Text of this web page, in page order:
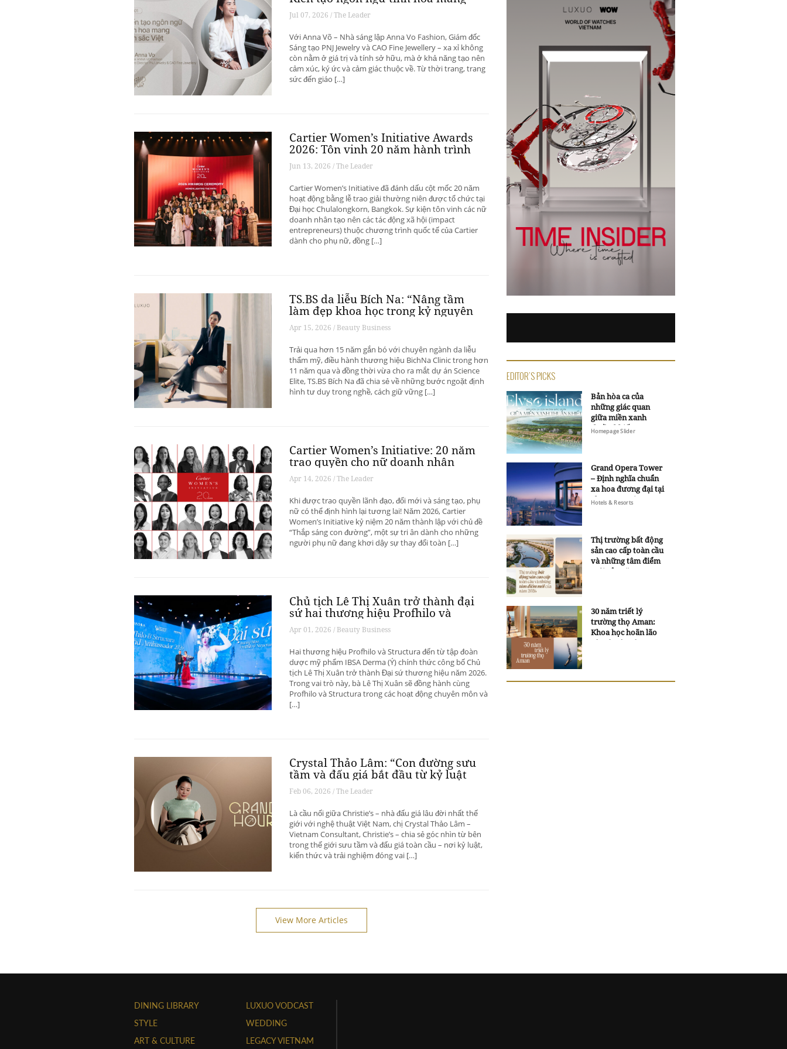
bản sắc Việt
Jul 07, 2026 / The Leader
Với Anna Võ – Nhà sáng lập Anna Vo Fashion, Giám đốc
Sáng tạo PNJ Jewelry và CAO Fine Jewellery – xa xỉ không
còn nằm ở giá trị và tính sở hữu, mà ở khả năng tạo nên
cảm xúc, ký ức và cảm giác thuộc về. Từ thời trang, trang
sức đến giáo […]
Cartier Women’s Initiative Awards
2026: Tôn vinh 20 năm hành trình
“Women Lighting the Path”
Jun 13, 2026 / The Leader
Cartier Women’s Initiative đã đánh dấu cột mốc 20 năm
hoạt động bằng lễ trao giải thường niên được tổ chức tại
Đại học Chulalongkorn, Bangkok. Sự kiện tôn vinh các nữ
doanh nhân tạo nên các tác động xã hội (impact
entrepreneurs) thuộc chương trình quốc tế của Cartier
dành cho phụ nữ, đồng […]
TS.BS da liễu Bích Na: “Nâng tầm
làm đẹp khoa học trong kỷ nguyên
số
Apr 15, 2026 / Beauty Business
Trải qua hơn 15 năm gắn bó với chuyên ngành da liễu
thẩm mỹ, điều hành thương hiệu BichNa Clinic trong hơn
11 năm qua và đồng thời vừa cho ra mắt dự án Science
Elite, TS.BS Bích Na đã chia sẻ về những bước ngoặt định
hình tư duy trong nghề, cách giữ vững […]
Cartier Women’s Initiative: 20 năm
trao quyền cho nữ doanh nhân
khắp thế giới
Apr 14, 2026 / The Leader
Khi được trao quyền lãnh đạo, đổi mới và sáng tạo, phụ
nữ có thể định hình lại tương lai! Năm 2026, Cartier
Women’s Initiative kỷ niệm 20 năm thành lập với chủ đề
“Thắp sáng con đường”, một sự tri ân dành cho những
người phụ nữ đang khơi dậy sự thay đổi toàn […]
Chủ tịch Lê Thị Xuân trở thành đại
sứ hai thương hiệu Profhilo và
Structura
Apr 01, 2026 / Beauty Business
Hai thương hiệu Profhilo và Structura đến từ tập đoàn
dược mỹ phẩm IBSA Derma (Ý) chính thức công bố Chủ
tịch Lê Thị Xuân trở thành Đại sứ thương hiệu năm 2026.
Trong vai trò này, bà Lê Thị Xuân sẽ đồng hành cùng
Profhilo và Structura trong các hoạt động chuyên môn và
[…]
Crystal Thảo Lâm: “Con đường sưu
tầm và đấu giá bắt đầu từ kỷ luật
và được nuôi dưỡng bằng kiến
thức”
Feb 06, 2026 / The Leader
Là cầu nối giữa Christie’s – nhà đấu giá lâu đời nhất thế
giới với nghệ thuật Việt Nam, chị Crystal Thảo Lâm –
Vietnam Consultant, Christie’s – chia sẻ góc nhìn từ bên
trong thế giới sưu tầm và đấu giá toàn cầu – nơi kỷ luật,
kiến thức và trải nghiệm đóng vai […]
View More Articles
EDITOR'S PICKS
Bản hòa ca của
những giác quan
giữa miền xanh
thuần khiết
Homepage Slider
Grand Opera Tower
– Định nghĩa chuẩn
xa hoa đương đại tại
Sheraton Saigon
Hotels & Resorts
Thị trường bất động
sản cao cấp toàn cầu
và những tâm điểm
mới của năm 2026
30 năm triết lý
trường thọ Aman:
Khoa học hoãn lão
và trí tuệ ngàn xưa
DINING LIBRARY
STYLE
ART & CULTURE
LUXUO VODCAST
WEDDING
LEGACY VIETNAM